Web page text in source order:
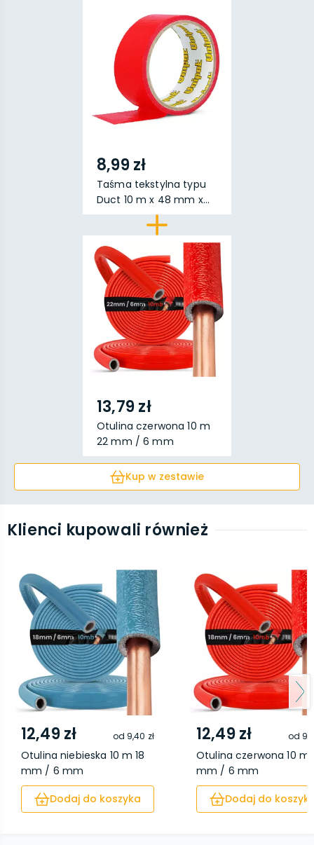
8,99 zł
Taśma tekstylna typu
Duct 10 m x 48 mm x...
13,79 zł
Otulina czerwona 10 m
22 mm / 6 mm
Kup w zestawie
Klienci kupowali również
12,49 zł od 9,40 zł
Otulina niebieska 10 m 18
mm / 6 mm
Dodaj do koszyka
12,49 zł od
Otulina czerwona 10 m
mm / 6 mm
Dodaj do